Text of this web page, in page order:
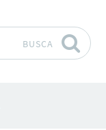
BUSCA